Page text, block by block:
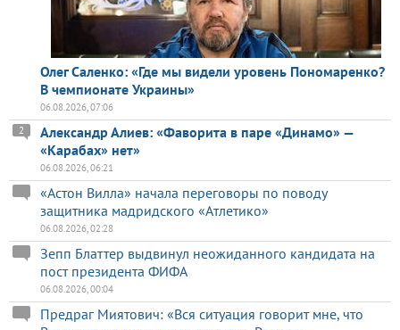
Олег Саленко: «Где мы видели уровень Пономаренко?
В чемпионате Украины»
06.08.2026, 07:06
Александр Алиев: «Фаворита в паре «Динамо» —
«Карабах» нет»
2
06.08.2026, 06:21
«Астон Вилла» начала переговоры по поводу
защитника мадридского «Атлетико»
06.08.2026, 02:28
Зепп Блаттер выдвинул неожиданного кандидата на
пост президента ФИФА
06.08.2026, 00:04
Предраг Миятович: «Вся ситуация говорит мне, что